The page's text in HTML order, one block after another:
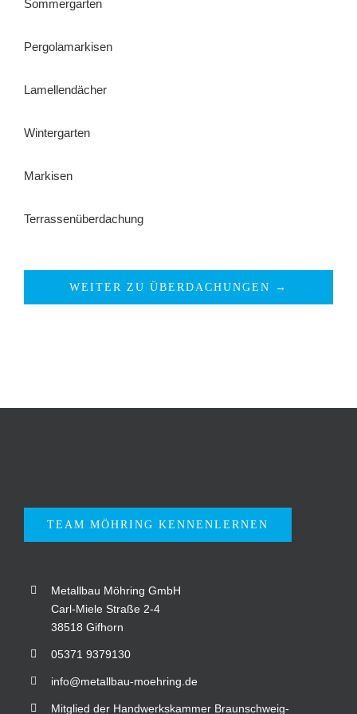
Sommergarten
Pergolamarkisen
Lamellendächer
Wintergarten
Markisen
Terrassenüberdachung
WEITER ZU ÜBERDACHUNGEN →
TEAM MÖHRING KENNENLERNEN
Metallbau Möhring GmbH
Carl-Miele Straße 2-4
38518 Gifhorn
05371 9379130
info@metallbau-moehring.de
Mitglied der Handwerkskammer Braunschweig-